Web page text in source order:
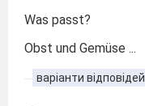
Was passt?
Obst und Gemüse ...
варіанти відповідей